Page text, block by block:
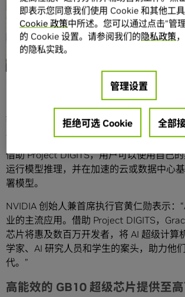
拉斯维加斯—CES—太平洋时间 2025 年 1
推出个人 AI 超级计算机 NVIDIA® Project
研究员、数据科学家和学生都可获取
Blackwell 平台的强大功能。
Project DIGITS 搭载全新 NVIDIA GB10
级芯片，最高可提供达 1 PFLOPS AI 性能
原型设计、微调及运行。
借助 Project DIGITS，用户可以使用自己
运行模型推理，并在加速的云或数据中心
署模型。
NVIDIA 创始人兼首席执行官黄仁勋表示：
业的主流应用。借助 Project DIGITS，
芯片将惠及数百万开发者，将 AI 超级计算
学家、AI 研究人员和学生的案头，助力他
代。”
高能效的 GB10 超级芯片提供至
即表示您同意我们使用 Cookie 和其他工
Cookie 政策中所述。您可以通过点击“管
的 Cookie 设置。请参阅我们的隐私政策
的隐私实践。
管理设置
拒绝可选 Cookie 全部